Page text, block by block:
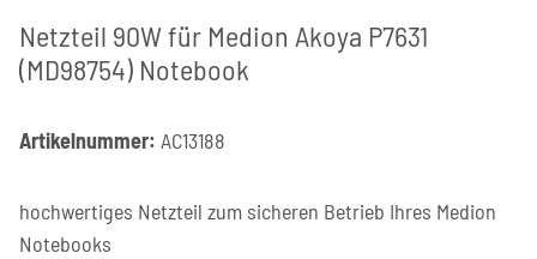
Netzteil 90W für Medion Akoya P7631
(MD98754) Notebook
Artikelnummer: AC13188
hochwertiges Netzteil zum sicheren Betrieb Ihres Medion
Notebooks